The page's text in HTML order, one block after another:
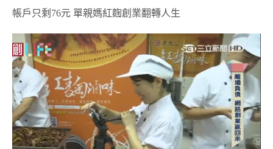
帳戶只剩76元 單親媽紅麴創業翻轉人生